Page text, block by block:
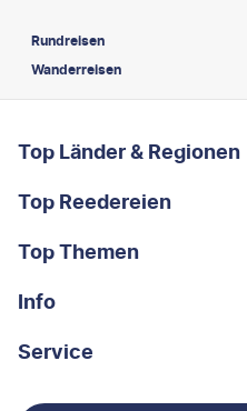
Rundreisen
Wanderreisen
Footer navigation
Top Länder & Regionen
Portugal
Albanien
Griechenland
Top Reedereien
AIDA
MSC Cruises
Costa Kreuzfahrten
Top Themen
Rundreisen
Kleingruppen-Rundreisen
Info
Über uns
Nachhaltigkeit
Service
Kontakt